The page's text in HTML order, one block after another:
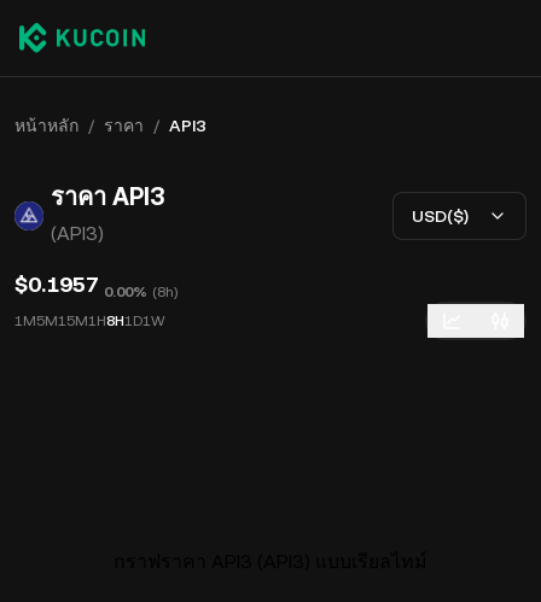
หน้าหลัก / ราคา / API3
ราคา API3
(API3)
USD($)
$0.1957 0.00% (8h)
1M5M15M1H8H1D1W